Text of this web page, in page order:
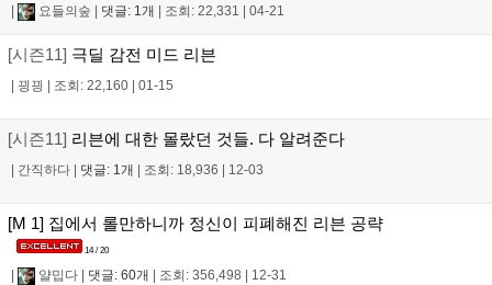
요들의숲 댓글: 1개 조회: 22,331 04-21
[시즌11] 극딜 감전 미드 리븐
끵끵 조회: 22,160 01-15
[시즌11] 리븐에 대한 몰랐던 것들. 다 알려준다
간직하다 댓글: 1개 조회: 18,936 12-03
[M 1] 집에서 롤만하니까 정신이 피폐해진 리븐 공략
14 / 20
얄밉다 댓글: 60개 조회: 356,498 12-31